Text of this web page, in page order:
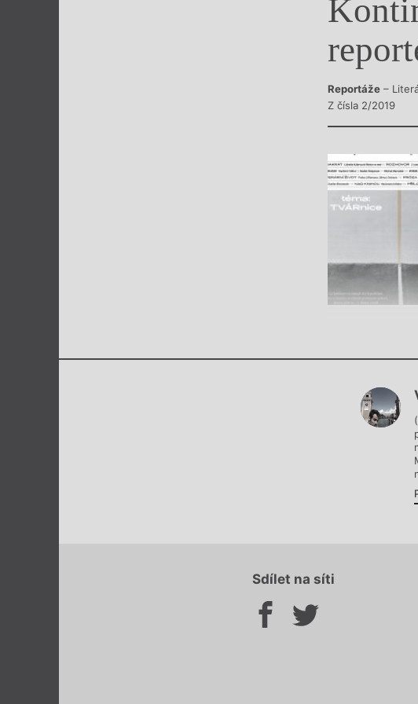
Výroční ceny
Reportáže –
Z čísla 2/2019
Sdílet na síti